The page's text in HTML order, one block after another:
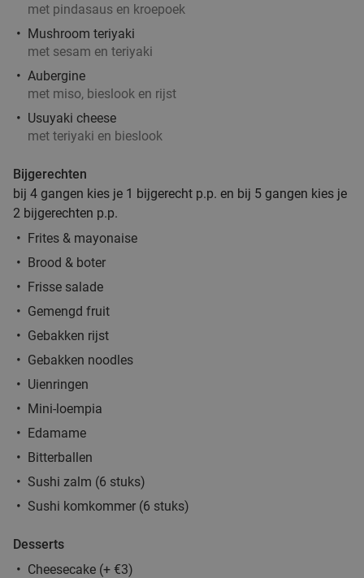
met pindasaus en kroepoek
Mushroom teriyaki
met sesam en teriyaki
Aubergine
met miso, bieslook en rijst
Usuyaki cheese
met teriyaki en bieslook
Bijgerechten
bij 4 gangen kies je 1 bijgerecht p.p. en bij 5 gangen kies je
2 bijgerechten p.p.
Frites & mayonaise
Brood & boter
Frisse salade
Gemengd fruit
Gebakken rijst
Gebakken noodles
Uienringen
Mini-loempia
Edamame
Bitterballen
Sushi zalm (6 stuks)
Sushi komkommer (6 stuks)
Desserts
Cheesecake (+ €3)